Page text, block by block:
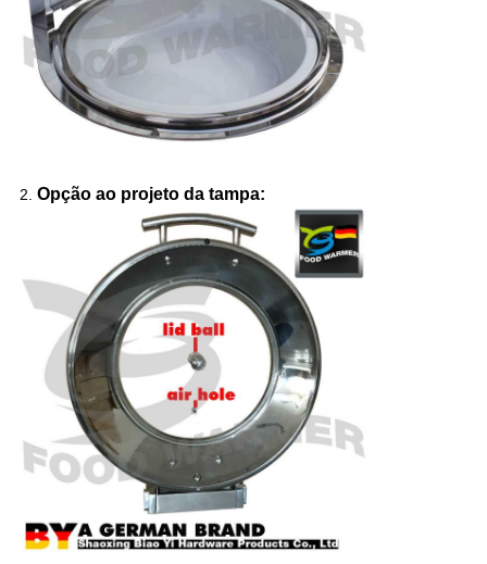
2. Opção ao projeto da tampa: